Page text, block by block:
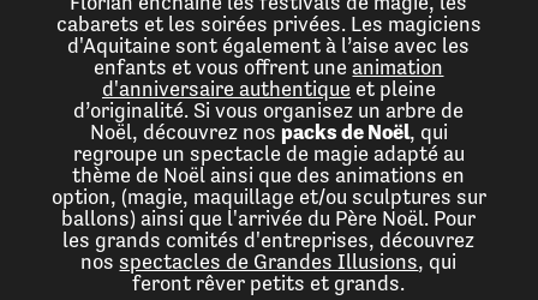
cabarets et les soirées privées. Les magiciens
d'Aquitaine sont également à l’aise avec les
enfants et vous offrent uneanimation
d'anniversaire authentiqueet pleine
d’originalité. Si vous organisez un arbre de
Noël, découvrez nos packs de Noël, qui
regroupe un spectacle de magie adapté au
thème de Noël ainsi que des animations en
option, (magie, maquillage et/ou sculptures sur
ballons) ainsi que l'arrivée du Père Noël. Pour
les grands comités d'entreprises, découvrez
nos spectacles de Grandes Illusions, qui
feront rêver petits et grands.